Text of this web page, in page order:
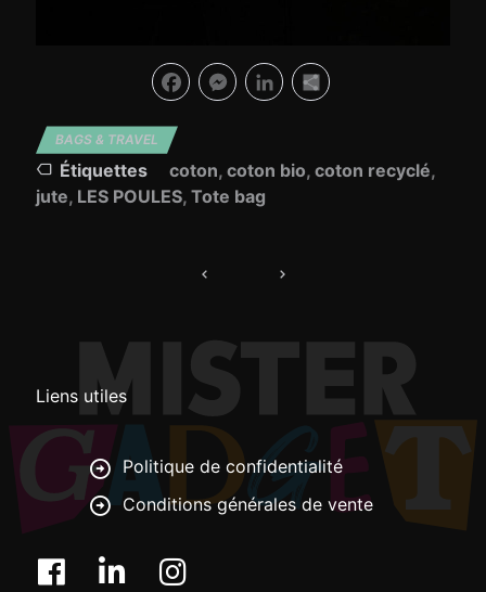
Facebook
Messenger
BAGS & TRAVEL
Étiquettes coton, coton bio, coton recyclé,
jute, LES POULES, Tote bag
l’article
Liens utiles
Politique de confidentialité
Conditions générales de vente